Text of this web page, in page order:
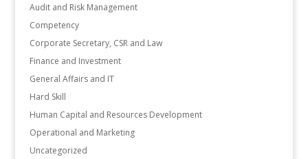
Audit and Risk Management
Competency
Corporate Secretary, CSR and Law
Finance and Investment
General Affairs and IT
Hard Skill
Human Capital and Resources Development
Operational and Marketing
Uncategorized